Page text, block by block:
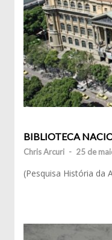
BIBLIOTECA
Chris Arcuri - 25 de
(Pesquisa História da